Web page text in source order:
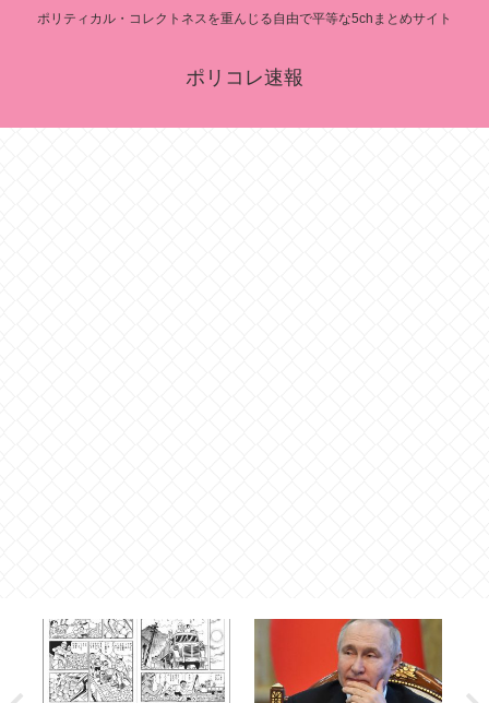
ポリティカル・コレクトネスを重んじる自由で平等な5chまとめサイト
ポリコレ速報